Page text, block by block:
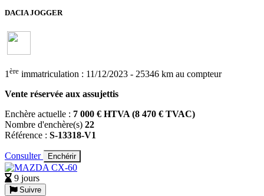
DACIA JOGGER
1 ère immatriculation : 11/12/2023 - 25346 km au compteur
Vente réservée aux assujettis
Enchère actuelle : 7 000 € HTVA (8 470 € TVAC)
Nombre d'enchère(s) 22
Référence : S-13318-V1
Consulter Enchérir
9 jours
Suivre